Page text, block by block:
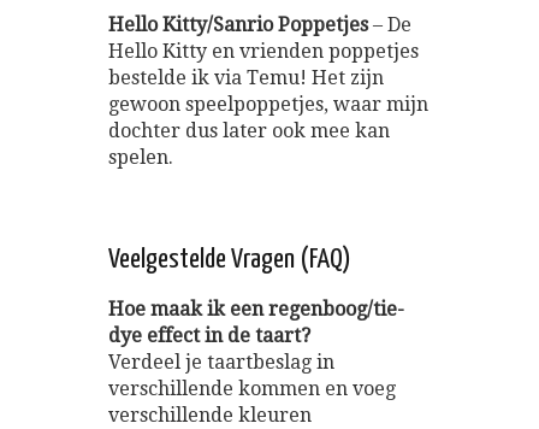
Hello Kitty/Sanrio Poppetjes– De
Hello Kitty en vrienden poppetjes
bestelde ik via Temu! Het zijn
gewoon speelpoppetjes, waar mijn
dochter dus later ook mee kan
spelen.
Veelgestelde Vragen (FAQ)
Hoe maak ik een regenboog/tie-
dye effect in de taart?
Verdeel je taartbeslag in
verschillende kommen en voeg
verschillende kleuren